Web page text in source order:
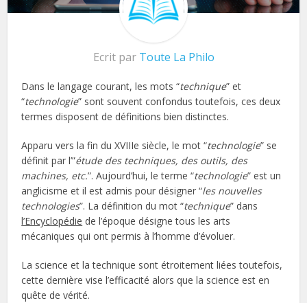
Ecrit par Toute La Philo
Dans le langage courant, les mots “technique” et
“technologie” sont souvent confondus toutefois, ces deux
termes disposent de définitions bien distinctes.
Apparu vers la fin du XVIIIe siècle, le mot “technologie” se
définit par l’”étude des techniques, des outils, des
machines, etc.”. Aujourd’hui, le terme “technologie” est un
anglicisme et il est admis pour désigner “les nouvelles
technologies”. La définition du mot “technique” dans
l’Encyclopédie de l’époque désigne tous les arts
mécaniques qui ont permis à l’homme d’évoluer.
La science et la technique sont étroitement liées toutefois,
cette dernière vise l’efficacité alors que la science est en
quête de vérité.